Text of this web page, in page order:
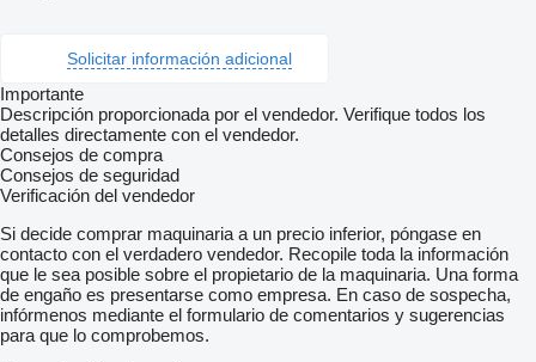
Solicitar información adicional
Importante
Descripción proporcionada por el vendedor. Verifique todos los
detalles directamente con el vendedor.
Consejos de compra
Consejos de seguridad
Verificación del vendedor
Si decide comprar maquinaria a un precio inferior, póngase en
contacto con el verdadero vendedor. Recopile toda la información
que le sea posible sobre el propietario de la maquinaria. Una forma
de engaño es presentarse como empresa. En caso de sospecha,
infórmenos mediante el formulario de comentarios y sugerencias
para que lo comprobemos.